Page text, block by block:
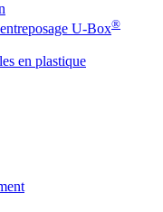
U-Box®
en plastique